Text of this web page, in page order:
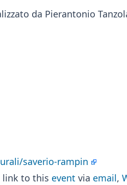
da Pierantonio
saverio-rampin
link to this event via email,